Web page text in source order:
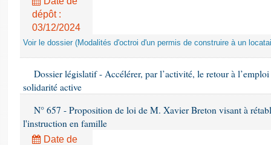
dépôt :
03/12/2024
Voir le dossier (Modalités d'octroi d'un permis de construire à un
Dossier législatif - Accélérer, par l’activité, le retour à
solidarité active
N° 657 - Proposition de loi de M. Xavier Breton visant à
l'instruction en famille
Date de